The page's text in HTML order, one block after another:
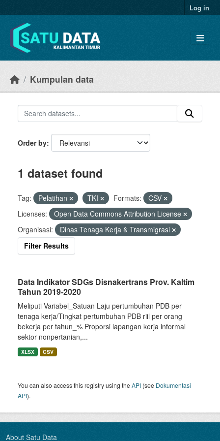
Log in
Kumpulan data
Order by
1 dataset found
Tag: Pelatihan TKI Formats:
CSV
Licenses:
Open Data Commons Attribution License
Organisasi:
Dinas Tenaga Kerja & Transmigrasi
Filter Results
Data Indikator SDGs Disnakertrans Prov. Kaltim
Tahun 2019-2020
Meliputi Variabel_Satuan Laju pertumbuhan PDB per
tenaga kerja/Tingkat pertumbuhan PDB riil per orang
bekerja per tahun_% Proporsi lapangan kerja informal
sektor nonpertanian,...
XLSX CSV
You can also access this registry using theAPI (see Dokumentasi
API).
About Satu Data